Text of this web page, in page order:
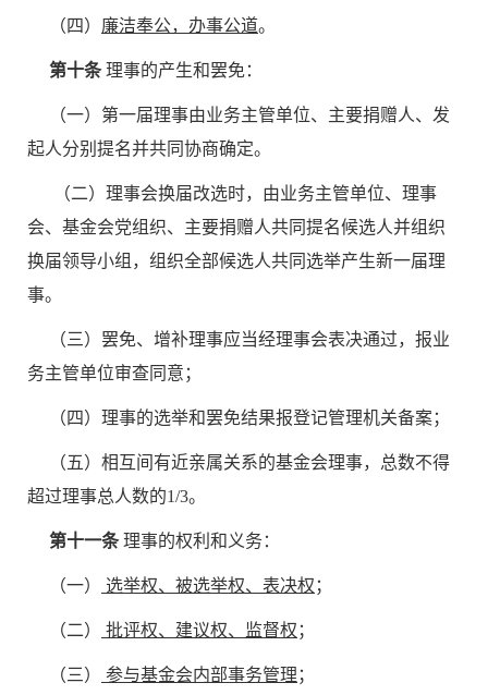
（四） 廉洁奉公，办事公道。
第十条理事的产生和罢免：
（一）第一届理事由业务主管单位、主要捐赠人、发
起人分别提名并共同协商确定。
（二）理事会换届改选时，由业务主管单位、理事
会、基金会党组织、主要捐赠人共同提名候选人并组织
换届领导小组，组织全部候选人共同选举产生新一届理
事。
（三）罢免、增补理事应当经理事会表决通过，报业
务主管单位审查同意；
（四）理事的选举和罢免结果报登记管理机关备案；
（五）相互间有近亲属关系的基金会理事，总数不得
超过理事总人数的1/3。
第十一条理事的权利和义务：
（一） 选举权、被选举权、表决权 ；
（二） 批评权、建议权、监督权 ；
（三） 参与基金会内部事务管理 ；